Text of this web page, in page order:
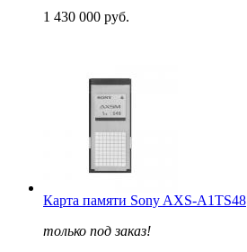
1 430 000 руб.
Карта памяти Sony AXS-A1TS48
только под заказ!